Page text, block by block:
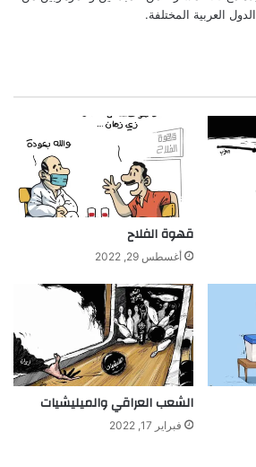
الدول العربية المختلفة.
قهوة الفلاح
أغسطس 29, 2022
الشعب العراقي والميليشيات
فبراير 17, 2022